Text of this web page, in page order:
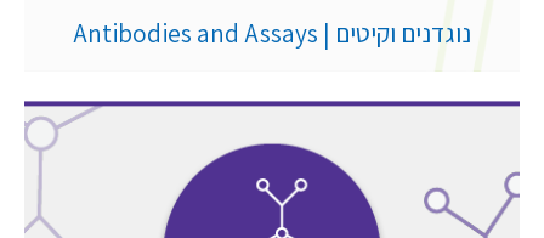
נוגדנים וקיטים | Antibodies and Assays